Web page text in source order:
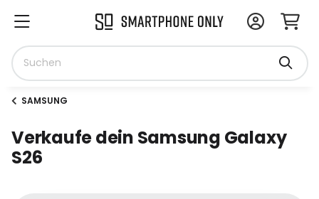
SAMSUNG
Verkaufe dein Samsung Galaxy
S26